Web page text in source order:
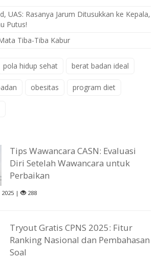
UAS: Rasanya Jarum Ditusukkan ke Kepala,
Putus!
Tiba-Tiba Kabur
pola hidup sehat berat badan ideal
obesitas program diet
Tips Wawancara CASN: Evaluasi
Diri Setelah Wawancara untuk
Perbaikan
2025 | 288
Tryout Gratis CPNS 2025: Fitur
Ranking Nasional dan Pembahasan
Soal